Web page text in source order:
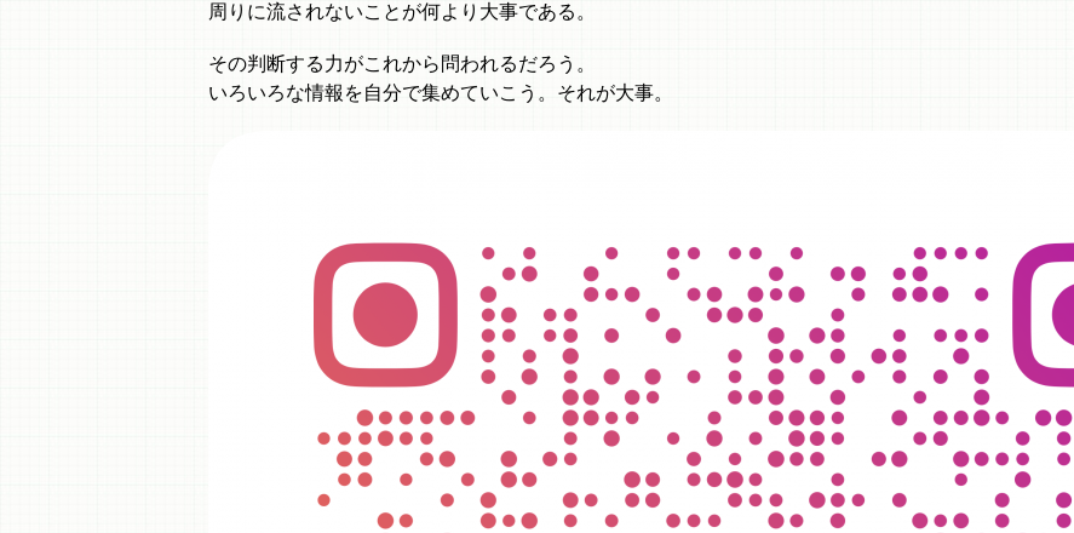
周りに流されないことが何より大事である。
その判断する力がこれから問われるだろう。
いろいろな情報を自分で集めていこう。それが大事。